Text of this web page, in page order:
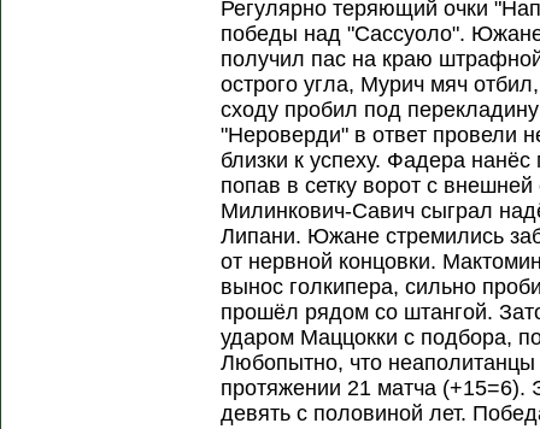
Регулярно теряющий очки
победы над "Сассуоло".
получил пас на краю
острого угла, Мурич мяч
сходу пробил под
"Нероверди" в ответ провели
близки к успеху. Фадера
попав в сетку ворот с
Милинкович-Савич сыграл
Липани. Южане стремились
от нервной концовки.
вынос голкипера, сильно
прошёл рядом со штангой.
ударом Маццокки с подбора,
Любопытно, что
протяжении 21 матча (+15=6).
девять с половиной лет.